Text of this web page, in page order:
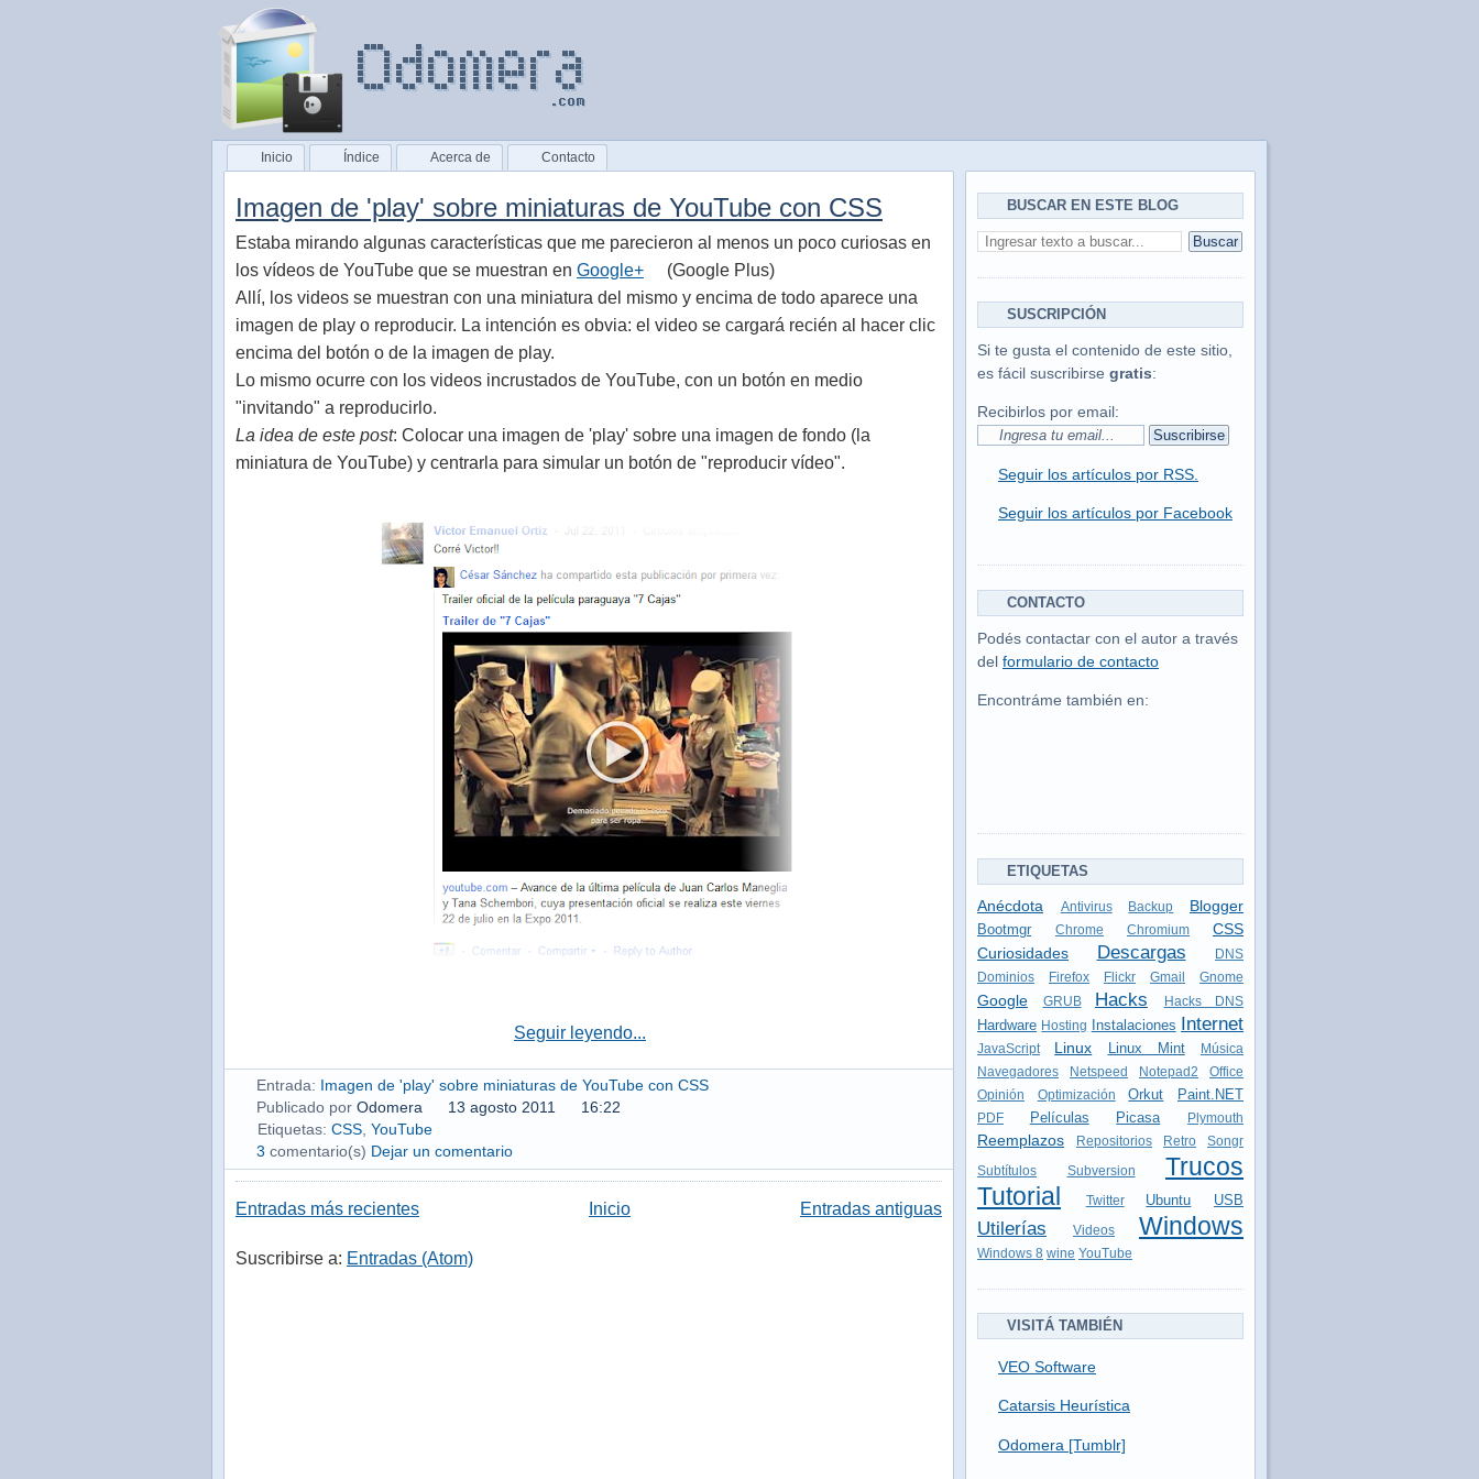
Inicio Índice Acerca de Contacto
Imagen de 'play' sobre miniaturas de YouTube con CSS
Estaba mirando algunas características que me parecieron al menos un poco curiosas en
los vídeos de YouTube que se muestran en Google+
(Google Plus)
Allí, los videos se muestran con una miniatura del mismo y encima de todo aparece una
imagen de play o reproducir. La intención es obvia: el video se cargará recién al hacer clic
encima del botón o de la imagen de play.
Lo mismo ocurre con los videos incrustados de YouTube, con un botón en medio
"invitando" a reproducirlo.
La idea de este post: Colocar una imagen de 'play' sobre una imagen de fondo (la
miniatura de YouTube) y centrarla para simular un botón de "reproducir vídeo".
Seguir leyendo...
Entrada:
Imagen de 'play' sobre miniaturas de YouTube con CSS
Publicado por Odomera 13 agosto 2011
16:22
Etiquetas: CSS, YouTube
3 comentario(s) Dejar un comentario
Entradas más recientes Entradas antiguas
Inicio
Suscribirse a: Entradas (Atom)
BUSCAR EN ESTE BLOG
SUSCRIPCIÓN
Si te gusta el contenido de este sitio,
es fácil suscribirse gratis:
Recibirlos por email:
Seguir los artículos por RSS.
Seguir los artículos por Facebook
CONTACTO
Podés contactar con el autor a través
del formulario de contacto
Encontráme también en:
ETIQUETAS
Anécdota Antivirus Backup Blogger
Bootmgr Chrome Chromium
CSS
Curiosidades
Descargas
DNS
Dominios
Firefox Flickr Gmail Gnome
Google GRUB Hacks Hacks DNS
Hardware Hosting Instalaciones Internet
JavaScript Linux Linux Mint
Música
Navegadores
Netspeed Notepad2
Office
Opinión
Optimización Orkut Paint.NET
PDF Películas Picasa Plymouth
Reemplazos Repositorios Retro Songr
Subtítulos Subversion
Trucos
Tutorial
Twitter Ubuntu USB
Utilerías Videos Windows
Windows 8 wine YouTube
VISITÁ TAMBIÉN
VEO Software
Catarsis Heurística
Odomera [Tumblr]